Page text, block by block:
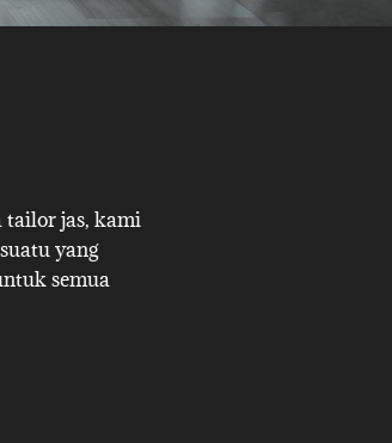
tailor jas, kami
yang
semua